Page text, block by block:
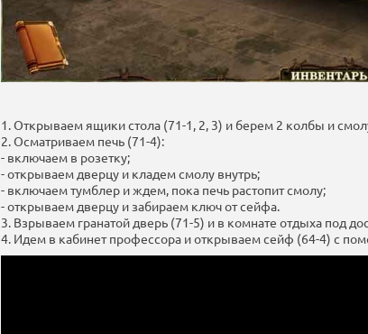
1. Открываем ящики стола (71-1, 2, 3) и берем 2 колбы и
2. Осматриваем печь (71-4):
- включаем в розетку;
- открываем дверцу и кладем смолу внутрь;
- включаем тумблер и ждем, пока печь растопит смолу;
- открываем дверцу и забираем ключ от сейфа.
3. Взрываем гранатой дверь (71-5) и в комнате отдыха под
4. Идем в кабинет профессора и открываем сейф (64-4) с